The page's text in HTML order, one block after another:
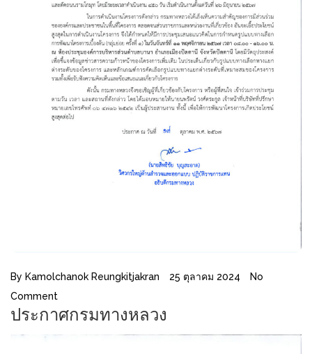
By Kamolchanok Reungkitjakran 25 ตุลาคม 2024
No
Comment
ประกาศกรมทางหลวง